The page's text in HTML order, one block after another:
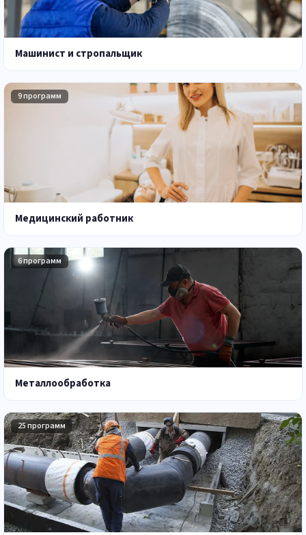
Машинист и стропальщик
9 программ
Медицинский работник
6 программ
Металлообработка
25 программ